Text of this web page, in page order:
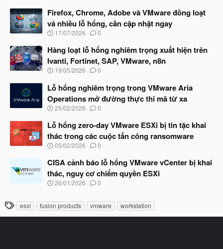
à
b
ắ
đ
ầ
u
Firefox, Chrome, Adobe và VMware đồng loạt
vá nhiều lỗ hổng, cần cập nhật ngay
N
à
b
ắ
đ
ầ
u
17/07/2026 0
Hàng loạt lỗ hổng nghiêm trọng xuất hiện trên
Ivanti, Fortinet, SAP, VMware, n8n
N
à
y
b
ắ
đ
ầ
u
19/05/2026 0
Lỗ hổng nghiêm trọng trong VMware Aria
Operations mở đường thực thi mã từ xa
N
à
b
ắ
đ
ầ
u
25/02/2026 0
Lỗ hổng zero-day VMware ESXi bị tin tặc khai
thác trong các cuộc tấn công ransomware
N
à
b
ắ
đ
ầ
u
05/02/2026 0
CISA cảnh báo lỗ hổng VMware vCenter bị khai
thác, nguy cơ chiếm quyền ESXi
N
y
26/01/2026 0
T
h
esxi fusion products vmware workstation